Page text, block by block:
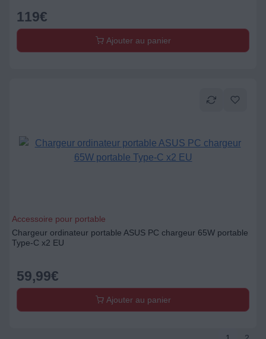
119€
Ajouter au panier
Accessoire pour portable
Chargeur ordinateur portable ASUS PC chargeur 65W portable
Type-C x2 EU
59,99€
Ajouter au panier